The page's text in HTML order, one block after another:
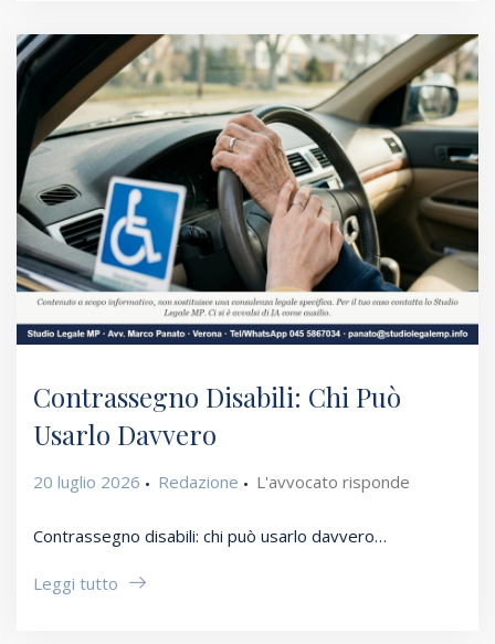
Contrassegno Disabili: Chi Può
Usarlo Davvero
20 luglio 2026 Redazione L'avvocato risponde
Contrassegno disabili: chi può usarlo davvero…
Leggi tutto